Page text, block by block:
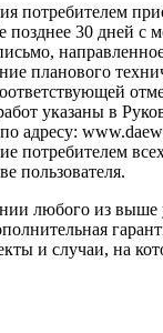
потребителем
позднее 30 дней с
планового
указаны в
адресу:
потребителем
пользователя.
любого из выше
и случаи, на